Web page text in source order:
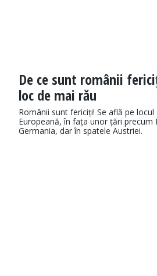
De ce sunt românii
loc de mai rău
Românii sunt fericiți! Se află pe
Europeană, în fața unor țări precum
Germania, dar în spatele Austriei.